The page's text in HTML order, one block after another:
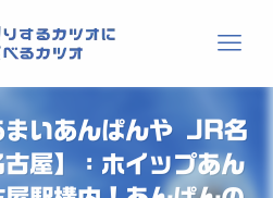
まいあんぱんや JR名
屋】：ホイップあん